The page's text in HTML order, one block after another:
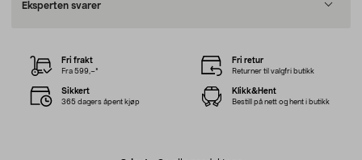
Eksperten svarer
Fri frakt
Fra 599,–*
Fri retur
Returner til valgfri butikk
Sikkert
365 dagers åpent kjøp
Klikk&Hent
Bestill på nett og hent i butikk